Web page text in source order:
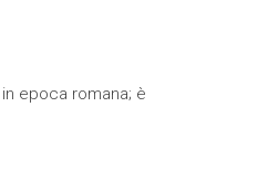
epoca romana; è